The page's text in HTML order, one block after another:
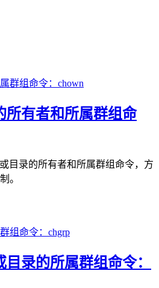
所有者和所属群组命
目录的所有者和所属群组命令，方
。
目录的所属群组命令：